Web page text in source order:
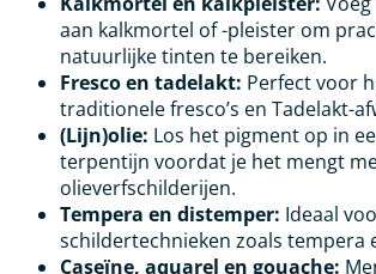
aan kalkmortel of -pleister om
natuurlijke tinten te bereiken.
Fresco en tadelakt: Perfect voor
traditionele fresco’s en Tadelakt-
(Lijn)olie: Los het pigment op in
terpentijn voordat je het mengt
olieverfschilderijen.
Tempera en distemper: Ideaal
schildertechnieken zoals tempera
Caseïne, aquarel en gouache: